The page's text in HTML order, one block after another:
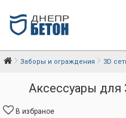
Заборы и ограждения 3D
Аксессуары для
В избраное